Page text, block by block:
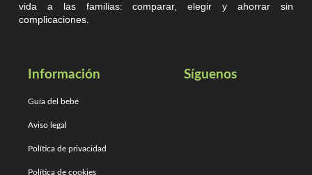
vida a las familias: comparar, elegir y ahorrar sin
complicaciones.
Información
Guía del bebé
Aviso legal
Política de privacidad
Política de cookies
Síguenos